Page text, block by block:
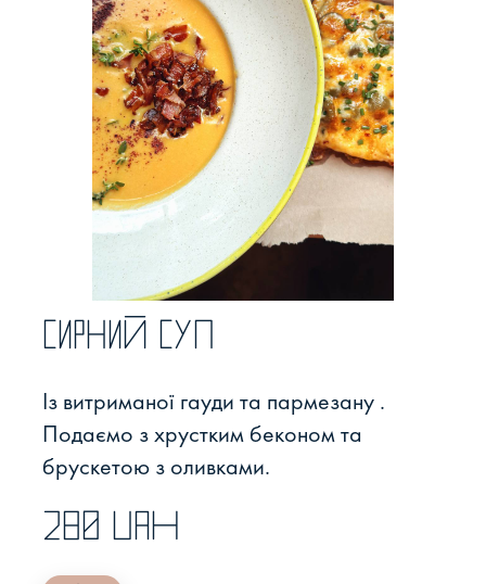
Сирний суп
Із витриманої гауди та пармезану .
Подаємо з хрустким беконом та
брускетою з оливками.
280 UAH